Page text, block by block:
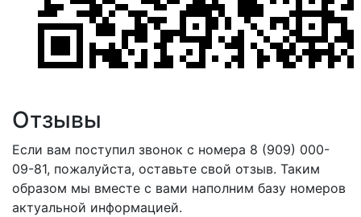
Отзывы
Если вам поступил звонок с номера 8 (909) 000-
09-81, пожалуйста, оставьте свой отзыв. Таким
образом мы вместе с вами наполним базу номеров
актуальной информацией.